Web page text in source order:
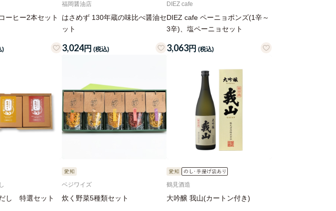
ーヒー2本セット
)
福岡醤油店
はさめず 130年蔵の味比べ醤油セ
ット
3,024円 (税込)
DIEZ cafe
DIEZ cafe ペーニョポンズ(1辛～
3辛)、塩ペーニョセット
3,063円 (税込)
し 特選セット
ベジワイズ
炊く野菜5種類セット
鶴見酒造
大吟醸 我山(カートン付き)